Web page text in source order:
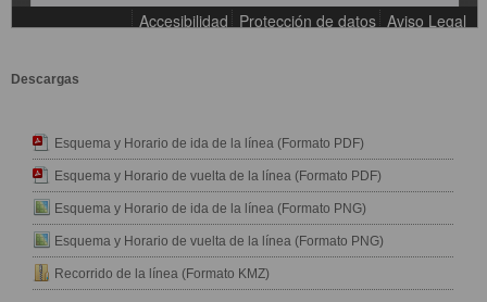
Descargas
Esquema y Horario de ida de la línea (Formato PDF)
Esquema y Horario de vuelta de la línea (Formato PDF)
Esquema y Horario de ida de la línea (Formato PNG)
Esquema y Horario de vuelta de la línea (Formato PNG)
Recorrido de la línea (Formato KMZ)